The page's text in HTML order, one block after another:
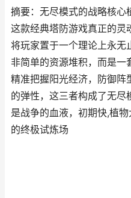
摘要：无尽模式的战略核心
这款经典塔防游戏真正的灵
将玩家置于一个理论上永无
非简单的资源堆积，而是
精准把握阳光经济，防御阵
的弹性，这三者构成了无
是战争的血液，初期快,植
的终极试炼场